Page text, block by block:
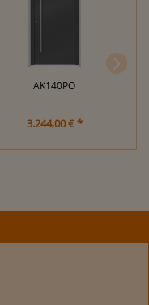
AK140PO
3.244,00 € *